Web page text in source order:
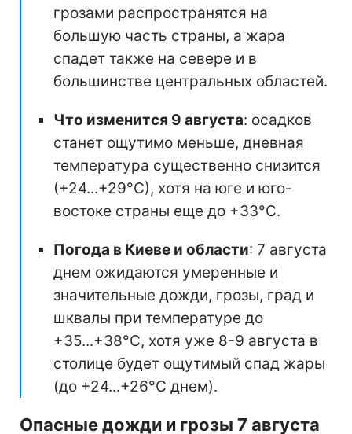
грозами распространятся на
большую часть страны, а жара
спадет также на севере и в
большинстве центральных областей.
Что изменится 9 августа: осадков
станет ощутимо меньше, дневная
температура существенно снизится
(+24...+29°С), хотя на юге и юго-
востоке страны еще до +33°С.
Погода в Киеве и области: 7 августа
днем ожидаются умеренные и
значительные дожди, грозы, град и
шквалы при температуре до
+35...+38°С, хотя уже 8-9 августа в
столице будет ощутимый спад жары
(до +24...+26°С днем).
Опасные дожди и грозы 7 августа